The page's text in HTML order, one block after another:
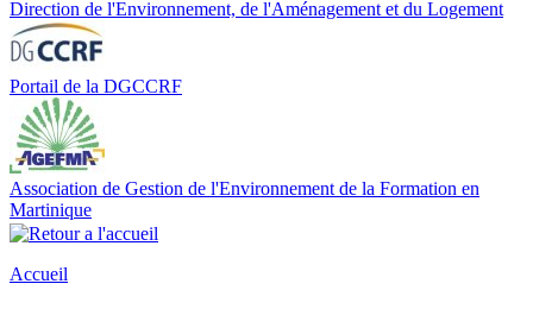
Direction de l'Environnement, de l'Aménagement et du Logement
Portail de la DGCCRF
Association de Gestion de l'Environnement de la Formation en
Martinique
Accueil